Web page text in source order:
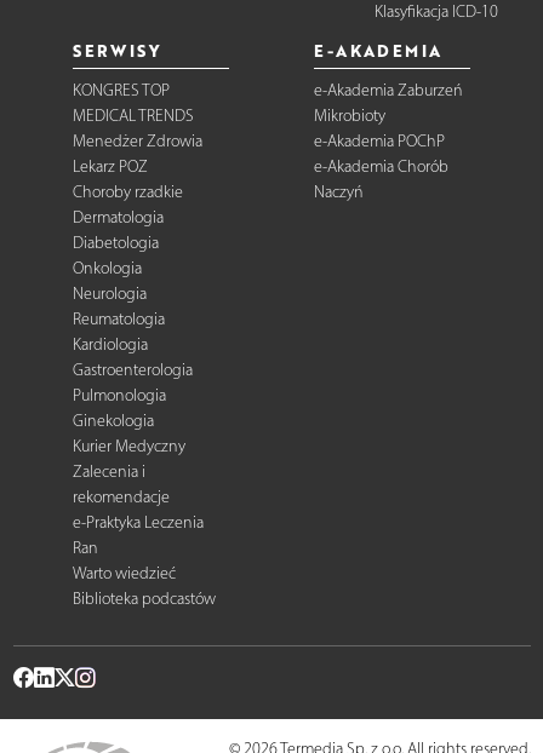
Klasyfikacja ICD-10
SERWISY
KONGRES TOP
MEDICAL TRENDS
Menedżer Zdrowia
Lekarz POZ
Choroby rzadkie
Dermatologia
Diabetologia
Onkologia
Neurologia
Reumatologia
Kardiologia
Gastroenterologia
Pulmonologia
Ginekologia
Kurier Medyczny
Zalecenia i
rekomendacje
e-Praktyka Leczenia
Ran
Warto wiedzieć
Biblioteka podcastów
E-AKADEMIA
e-Akademia Zaburzeń
Mikrobioty
e-Akademia POChP
e-Akademia Chorób
Naczyń
© 2026 Termedia Sp. z o.o. All rights reserved.